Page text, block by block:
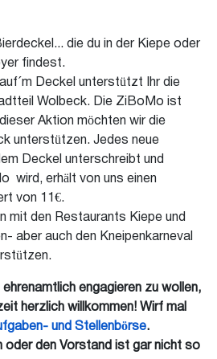
die du in der Kiepe oder
findest.
Deckel unterstützt Ihr die
Wolbeck. Die ZiBoMo ist
Aktion möchten wir die
unterstützen. Jedes neue
Deckel unterschreibt und
wird, erhält von uns einen
von 11€.
mit den Restaurants Kiepe und
aber auch den Kneipenkarneval
engagieren zu wollen,
herzlich willkommen! Wirf mal
und Stellenbörse.
oder den Vorstand ist gar nicht so